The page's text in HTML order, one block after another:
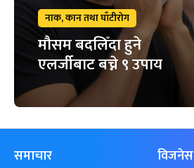
नाक, कान तथा घाँटीरोग
मौसम बदलिँदा हुने
एलर्जीबाट बच्ने ९ उपाय
समाचार विजनेस